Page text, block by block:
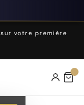
sur votre première